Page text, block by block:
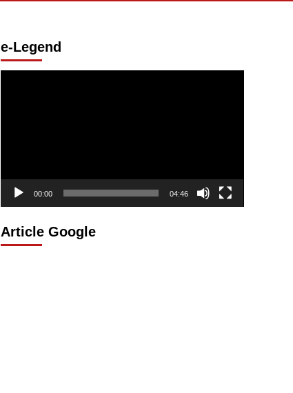
e-Legend
00:00 04:46
Article Google